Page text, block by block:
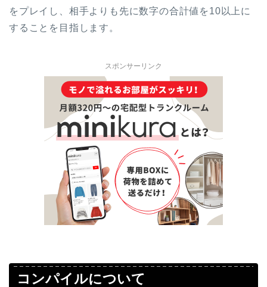
をプレイし、相手よりも先に数字の合計値を10以上に
することを目指します。
スポンサーリンク
コンパイルについて